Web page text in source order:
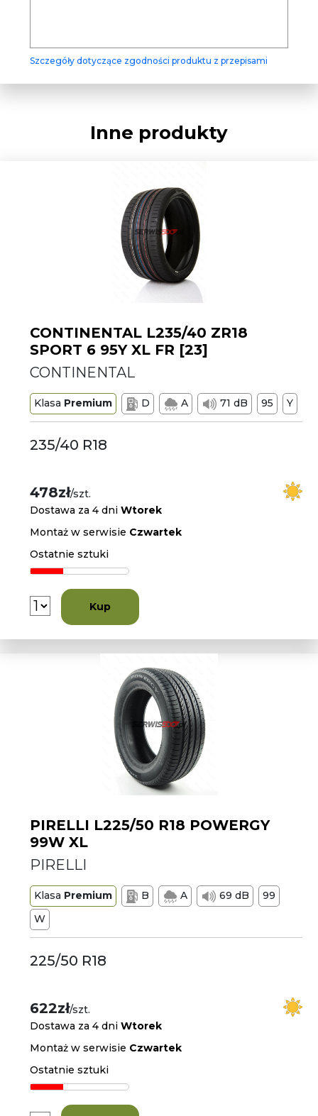
Szczegóły dotyczące zgodności produktu z przepisami
Inne produkty
CONTINENTAL L235/40 ZR18
SPORT 6 95Y XL FR [23]
CONTINENTAL
Klasa Premium D A 71 dB 95 Y
235/40 R18
478zł/szt.
Dostawa za 4 dniWtorek
Montaż w serwisie Czwartek
Ostatnie sztuki
Kup
PIRELLI L225/50 R18 POWERGY
99W XL
PIRELLI
Klasa Premium B A 69 dB
99
W
225/50 R18
622zł/szt.
Dostawa za 4 dniWtorek
Montaż w serwisie Czwartek
Ostatnie sztuki